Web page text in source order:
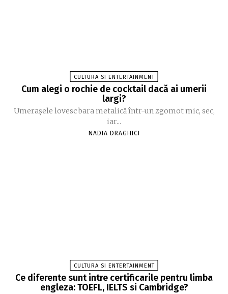
CULTURA SI ENTERTAINMENT
Cum alegi o rochie de cocktail dacă ai umerii
largi?
Umerașele lovesc bara metalică într-un zgomot mic, sec,
iar...
NADIA DRAGHICI
CULTURA SI ENTERTAINMENT
Ce diferente sunt intre certificarile pentru limba
engleza: TOEFL, IELTS si Cambridge?